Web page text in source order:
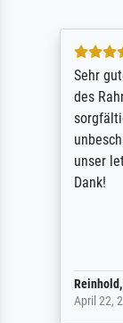
Sehr
des
unser
Dank!
Reinhold,
April 22,